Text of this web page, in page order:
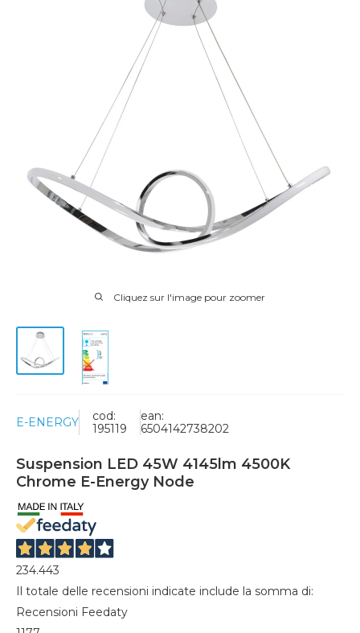
Cliquez sur l'image pour zoomer
E-ENERGY
cod:
195119
ean:
6504142738202
Suspension LED 45W 4145lm 4500K
Chrome E-Energy Node
234.443
Il totale delle recensioni indicate include la somma di:
Recensioni Feedaty